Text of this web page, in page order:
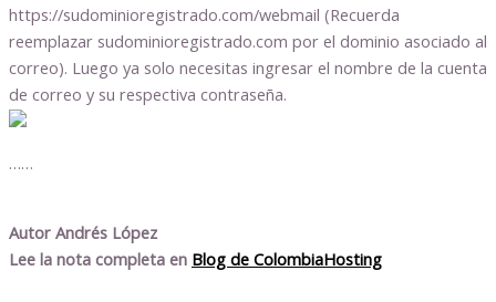
https://sudominioregistrado.com/webmail (Recuerda
reemplazar sudominioregistrado.com por el dominio asociado al
correo). Luego ya solo necesitas ingresar el nombre de la cuenta
de correo y su respectiva contraseña.
……
Autor Andrés López
Lee la nota completa en Blog de ColombiaHosting